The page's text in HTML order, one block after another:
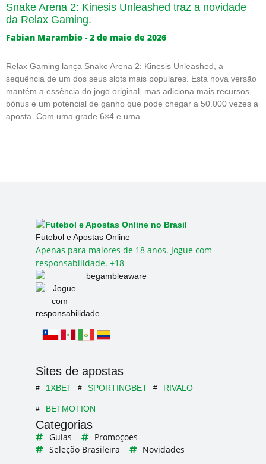
Snake Arena 2: Kinesis Unleashed traz a novidade
da Relax Gaming.
Fabian Marambio 2 de maio de 2026
Relax Gaming lança Snake Arena 2: Kinesis Unleashed, a
sequência de um dos seus slots mais populares. Esta nova versão
mantém a essência do jogo original, mas adiciona mais recursos,
bônus e um potencial de ganho que pode chegar a 50.000 vezes a
aposta. Com uma grade 6×4 e uma
Futebol e Apostas Online
Apenas para maiores de 18 anos. Jogue com
responsabilidade. +18
Sites de apostas
1XBET SPORTINGBET RIVALO
BETMOTION
Categorias
Guias
Promoçoes
Seleção Brasileira
Novidades